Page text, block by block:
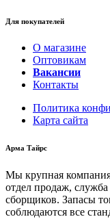
Для покупателей
О магазине
Оптовикам
Вакансии
Контакты
Политика
Карта сайта
Арма Тайрс
Мы крупная
отдел продаж,
сборщиков. Запасы
соблюдаются все